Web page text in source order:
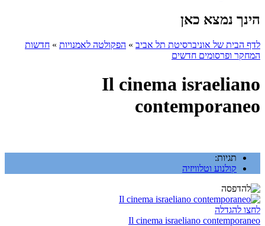
הינך נמצא כאן
לדף הבית של אוניברסיטת תל אביב » הפקולטה לאמנויות » חדשות
המחקר ופרסומים חדשים
Il cinema israeliano
contemporaneo
תגיות:
קולנוע וטלוויזיה
לחצו להגדלה
Il cinema israeliano contemporaneo